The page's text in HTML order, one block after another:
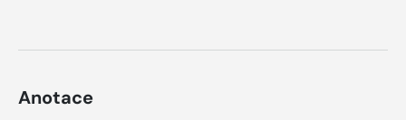
Anotace